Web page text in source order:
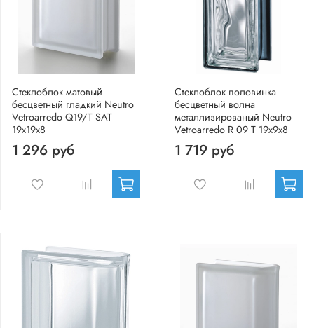
Стеклоблок матовый
бесцветный гладкий Neutro
Vetroarredo Q19/T SAT
19x19x8
1 296 руб
Стеклоблок половинка
бесцветный волна
металлизированый Neutro
Vetroarredo R 09 T 19x9x8
1 719 руб